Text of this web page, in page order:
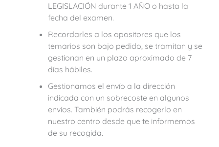
LEGISLACIÓN durante 1 AÑO o hasta la
fecha del examen.
Recordarles a los opositores que los
temarios son bajo pedido, se tramitan y se
gestionan en un plazo aproximado de 7
días hábiles.
Gestionamos el envío a la dirección
indicada con un sobrecoste en algunos
envíos. También podrás recogerlo en
nuestro centro desde que te informemos
de su recogida.